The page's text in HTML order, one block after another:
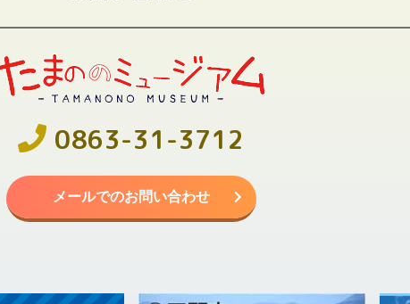
0863-31-3712
メールでのお問い合わせ